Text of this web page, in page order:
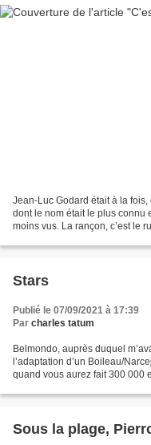
Jean-Luc Godard était à la
dont le nom était le plus connu
moins vus. La rançon, c’est le
Stars
Publié le 07/09/2021 à 17:39
Par charles tatum
Belmondo, auprès duquel
l’adaptation d’un Boileau/
quand vous aurez fait 300 000
Sous la plage,